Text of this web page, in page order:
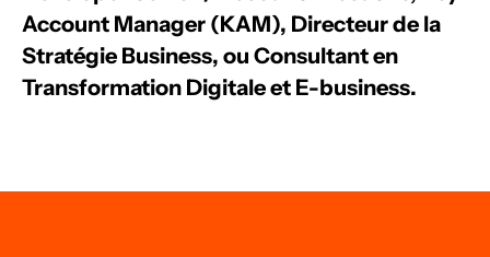
Account Manager (KAM), Directeur de la
Stratégie Business, ou Consultant en
Transformation Digitale et E-business.